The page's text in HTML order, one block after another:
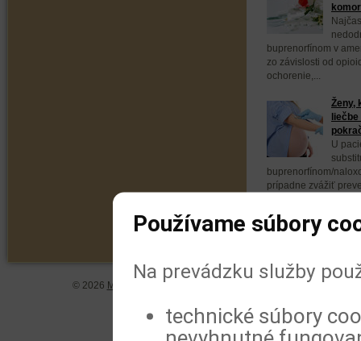
buprenorfínom v
zo závislosti od
ochorenie,...
Ženy,
liečbe
U
buprenorfínom/
prípadne zvážiť
© 2026 MeDitorial | ISSN 1804-0802 | Zásady
Používame súbory
Na prevádzku služby
technické súbory